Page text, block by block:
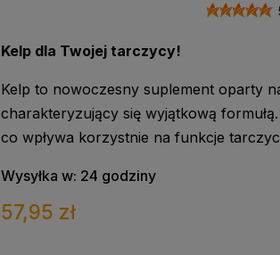
Kelp dla Twojej tarczycy!
Kelp to nowoczesny suplement oparty
charakteryzujący się wyjątkową
co wpływa korzystnie na funkcje
Wysyłka w: 24 godziny
57,95 zł